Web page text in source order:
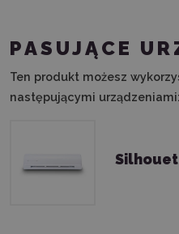
PASUJĄCE
Ten produkt możesz
następującymi urządzeniami: